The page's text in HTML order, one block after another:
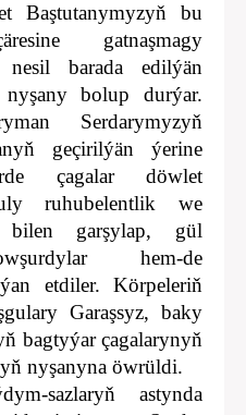
Baştutanymyzyň bu
gatnaşmagy
nesil barada edilýän
bolup durýar.
Serdarymyzyň
geçirilýän ýerine
çagalar döwlet
ruhubelentlik we
bilen garşylap, gül
hem-de
etdiler. Körpeleriň
Garaşsyz, baky
bagtyýar çagalarynyň
nyşanyna öwrüldi.
sazlaryň astynda